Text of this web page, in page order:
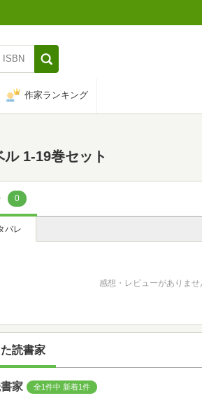
作家ランキング
1-19巻セット
0
バレ
感想・レビューがありませ
読書家
家 全1件中 新着1件